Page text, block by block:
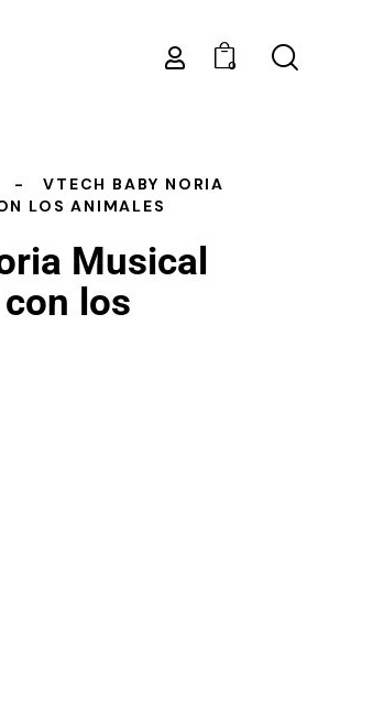
0
VTECH BABY NORIA
LOS ANIMALES
Musical
los